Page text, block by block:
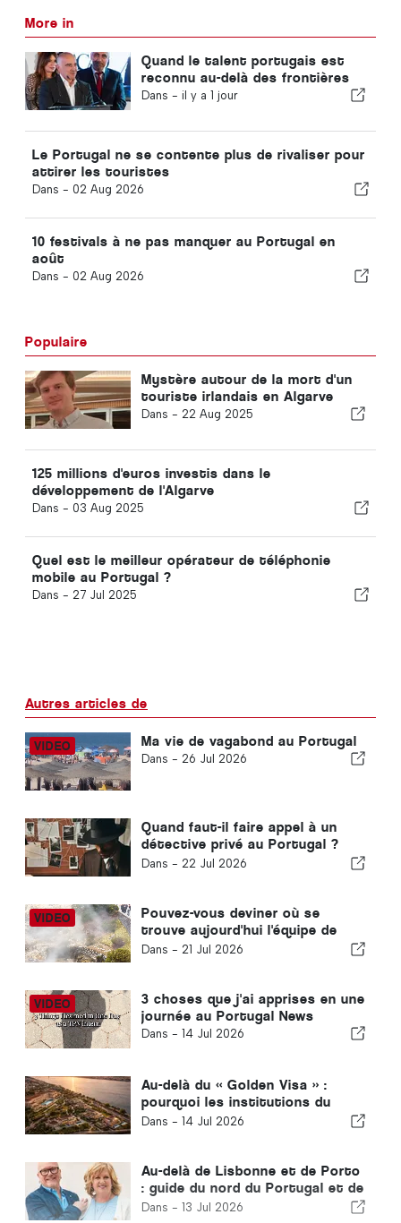
More in
Quand le talent portugais est
reconnu au-delà des frontières
Dans - il y a 1 jour
Le Portugal ne se contente plus de rivaliser pour
attirer les touristes
Dans - 02 Aug 2026
10 festivals à ne pas manquer au Portugal en
août
Dans - 02 Aug 2026
Populaire
Mystère autour de la mort d'un
touriste irlandais en Algarve
Dans - 22 Aug 2025
125 millions d'euros investis dans le
développement de l'Algarve
Dans - 03 Aug 2025
Quel est le meilleur opérateur de téléphonie
mobile au Portugal ?
Dans - 27 Jul 2025
Autres articles de
Ma vie de vagabond au Portugal
Dans - 26 Jul 2026
Quand faut-il faire appel à un
détective privé au Portugal ?
Cinq situations où des
Dans - 22 Jul 2026
Pouvez-vous deviner où se
trouve aujourd'hui l'équipe de
The Portugal News ?
Dans - 21 Jul 2026
3 choses que j'ai apprises en une
journée au Portugal News
Dans - 14 Jul 2026
Au-delà du « Golden Visa » :
pourquoi les institutions du
Golfe continuent d'investir au
Dans - 14 Jul 2026
Au-delà de Lisbonne et de Porto
: guide du nord du Portugal et de
la Côte d'Argent
Dans - 13 Jul 2026